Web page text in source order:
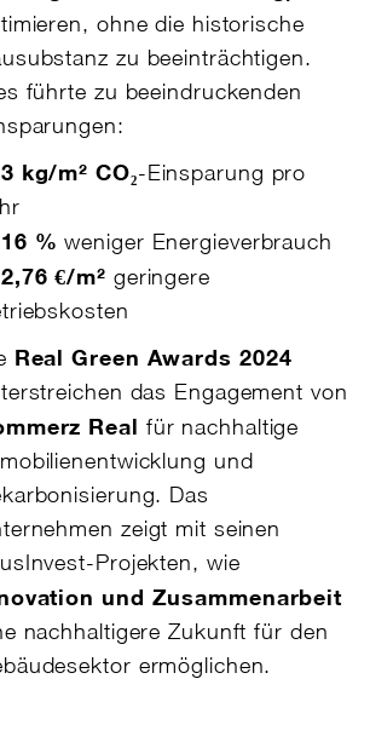
ohne die historische
zu beeinträchtigen.
führte zu beeindruckenden
3 kg/m² CO₂-Einsparung pro
16 % weniger Energieverbrauch
2,76 €/m² geringere
Real Green Awards 2024
das Engagement von
Real für nachhaltige
und
Das
zeigt mit seinen
Projekten, wie
und Zusammenarbeit
nachhaltigere Zukunft für den
ermöglichen.